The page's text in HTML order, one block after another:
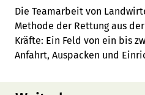
Die Teamarbeit von
Methode der Rettung aus
Kräfte: Ein Feld von ein bis
Anfahrt, Auspacken und